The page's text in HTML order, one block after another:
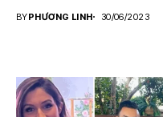
BYPHƯƠNG LINH 30/06/2023